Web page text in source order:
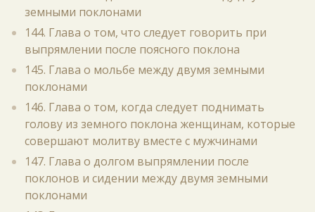
земными поклонами
144. Глава о том, что следует говорить при
выпрямлении после поясного поклона
145. Глава о мольбе между двумя земными
поклонами
146. Глава о том, когда следует поднимать
голову из земного поклона женщинам, которые
совершают молитву вместе с мужчинами
147. Глава о долгом выпрямлении после
поклонов и сидении между двумя земными
поклонами